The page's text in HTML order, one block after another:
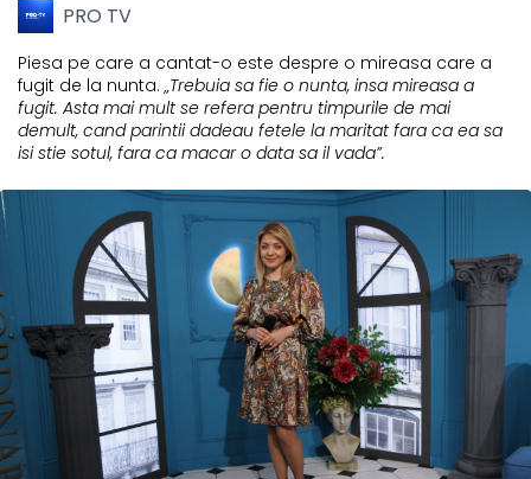
PRO TV
Piesa pe care a cantat-o este despre o mireasa care a
fugit de la nunta.„Trebuia sa fie o nunta, insa mireasa a
fugit. Asta mai mult se refera pentru timpurile de mai
demult, cand parintii dadeau fetele la maritat fara ca ea sa
isi stie sotul, fara ca macar o data sa il vada”.